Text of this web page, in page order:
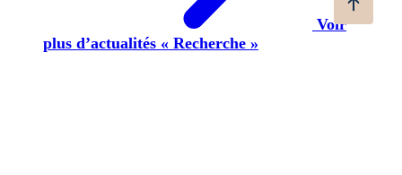
Voir
plus d’actualités « Recherche »